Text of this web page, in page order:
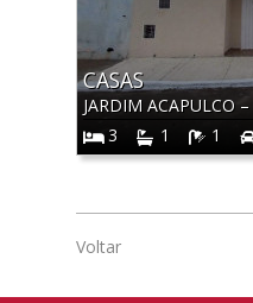
CASAS
JARDIM ACAPULCO –
3
1 1
Voltar